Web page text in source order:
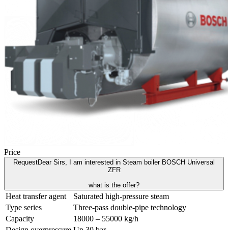
Price
RequestDear Sirs, I am interested in Steam boiler BOSCH Universal
ZFR
what is the offer?
Heat transfer agent
Saturated high-pressure steam
Type series
Three-pass double-pipe technology
Capacity
18000 – 55000 kg/h